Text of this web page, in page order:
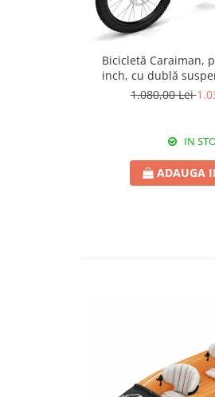
Bicicletă Caraiman,
inch, cu dublă
disc,
1.080,00 Lei
IN
ADAUGA